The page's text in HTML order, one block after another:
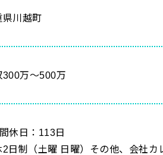
県川越町
300万～500万
休日：113日
2日制（土曜 日曜）その他、会社